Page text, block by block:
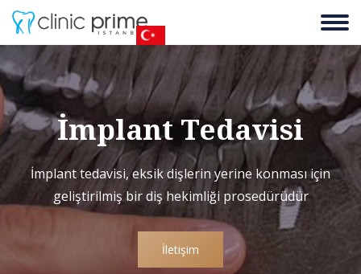
İmplant Tedavisi
İmplant tedavisi, eksik dişlerin yerine konması için
geliştirilmiş bir diş hekimliği prosedürüdür
İletişim